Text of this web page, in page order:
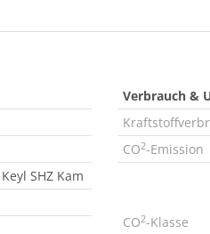
SHZ Kam
Verbrauch &
CO2-Emission
CO2-Klasse